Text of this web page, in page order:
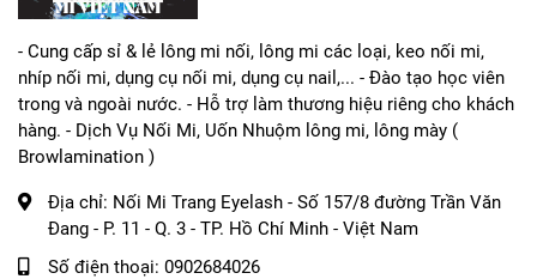
- Cung cấp sỉ & lẻ lông mi nối, lông mi các loại, keo nối mi,
nhíp nối mi, dụng cụ nối mi, dụng cụ nail,... - Đào tạo học viên
trong và ngoài nước. - Hỗ trợ làm thương hiệu riêng cho khách
hàng. - Dịch Vụ Nối Mi, Uốn Nhuộm lông mi, lông mày (
Browlamination )
Địa chỉ: Nối Mi Trang Eyelash - Số 157/8 đường Trần Văn
Đang - P. 11 - Q. 3 - TP. Hồ Chí Minh - Việt Nam
Số điện thoại: 0902684026